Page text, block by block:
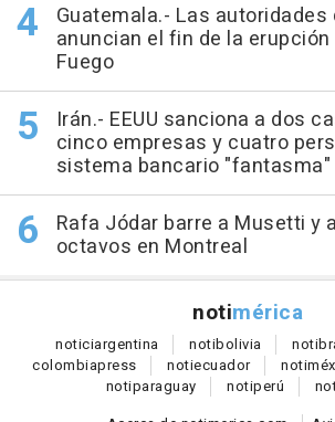
Guatemala.- Las autoridades
anuncian el fin de la
Fuego
Irán.- EEUU sanciona a dos
cinco empresas y cuatro
sistema bancario "fantasma"
Rafa Jódar barre a Musetti y
octavos en Montreal
notimérica
noticiargentina notibolivia noti
colombiapress notiecuador noti
notiparaguay notiperú